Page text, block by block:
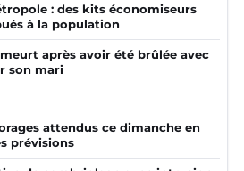
: des kits économiseurs
à la population
après avoir été brûlée avec
son mari
attendus ce dimanche en
prévisions